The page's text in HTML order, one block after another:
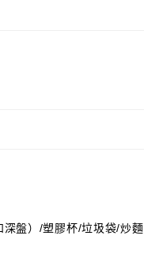
深盤）/塑膠杯/垃圾袋/炒麵